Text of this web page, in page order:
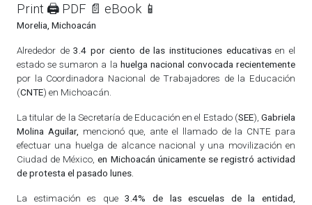
Print 🖨 PDF 📄 eBook 📱
Morelia, Michoacán
Alrededor de3.4 por ciento de las instituciones educativasen el
estado se sumaron a la huelga nacional convocada recientemente
por la Coordinadora Nacional de Trabajadores de la Educación
(CNTE) en Michoacán.
La titular de la Secretaría de Educación en el Estado (SEE), Gabriela
Molina Aguilar, mencionó que, ante el llamado de la CNTE para
efectuar una huelga de alcance nacional y una movilización en
Ciudad de México, en Michoacán únicamente se registró actividad
de protesta el pasado lunes.
La estimación es que3.4% de las escuelas de la entidad,